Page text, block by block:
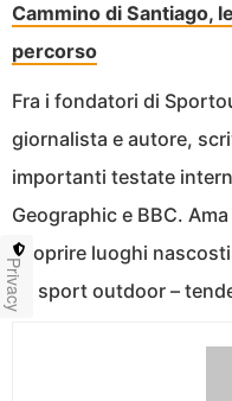
Cammino di Santiago,
percorso
Fra i fondatori di
giornalista e autore,
importanti testate
Geographic e BBC.
scoprire luoghi
gli sport outdoor –
Privacy